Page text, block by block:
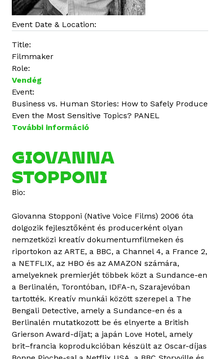
Event Date & Location:
Title:
Filmmaker
Role:
Vendég
Event:
Business vs. Human Stories: How to Safely Produce
Even the Most Sensitive Topics? PANEL
További információ
f
a
e
l
l
u
l
u
t
a
r
t
a
l
o
m
GIOVANNA
STOPPONI
Bio:
Giovanna Stopponi (Native Voice Films) 2006 óta
dolgozik fejlesztőként és producerként olyan
nemzetközi kreatív dokumentumfilmeken és
riportokon az ARTE, a BBC, a Channel 4, a France 2,
a NETFLIX, az HBO és az AMAZON számára,
amelyeknek premierjét többek közt a Sundance-en
a Berlinalén, Torontóban, IDFA-n, Szarajevóban
tartotték. Kreatív munkái között szerepel a The
Bengali Detective, amely a Sundance-en és a
Berlinalén mutatkozott be és elnyerte a British
Grierson Award-díjat; a japán Love Hotel, amely
brit–francia koprodukcióban készült az Oscar-díjas